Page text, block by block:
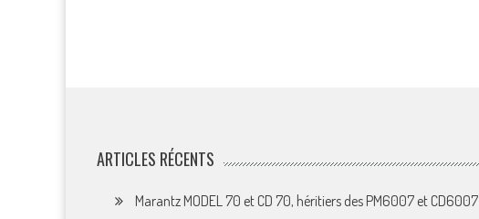
ARTICLES RÉCENTS
Marantz MODEL 70 et CD 70, héritiers des PM6007 et CD6007